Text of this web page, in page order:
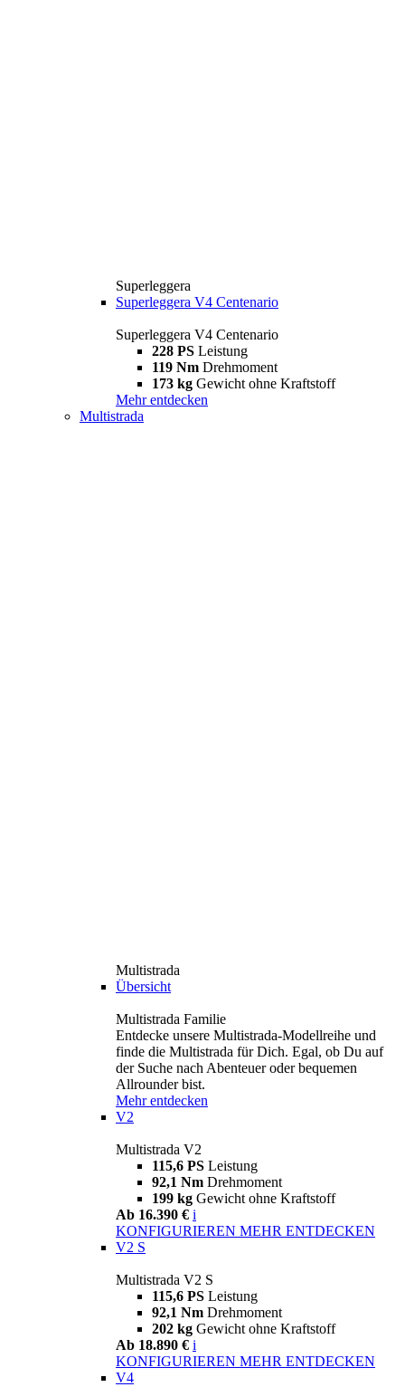
Superleggera
Superleggera V4 Centenario
Superleggera V4 Centenario
228 PS Leistung
119 Nm Drehmoment
173 kg Gewicht ohne Kraftstoff
Mehr entdecken
Multistrada
Multistrada
Übersicht
Multistrada Familie
Entdecke unsere Multistrada-Modellreihe und
finde die Multistrada für Dich. Egal, ob Du auf
der Suche nach Abenteuer oder bequemen
Allrounder bist.
Mehr entdecken
V2
Multistrada V2
115,6 PS Leistung
92,1 Nm Drehmoment
199 kg Gewicht ohne Kraftstoff
Ab 16.390 € i
KONFIGURIEREN MEHR ENTDECKEN
V2 S
Multistrada V2 S
115,6 PS Leistung
92,1 Nm Drehmoment
202 kg Gewicht ohne Kraftstoff
Ab 18.890 € i
KONFIGURIEREN MEHR ENTDECKEN
V4